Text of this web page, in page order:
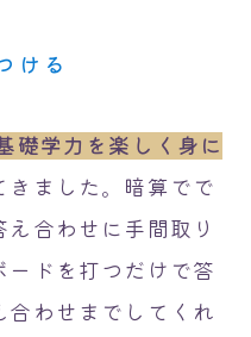
ける
礎学力を楽しく身に
きました。暗算でで
合わせに手間取り
ドを打つだけで答
わせまでしてくれ